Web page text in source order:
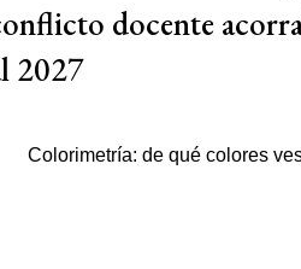
docente
2027